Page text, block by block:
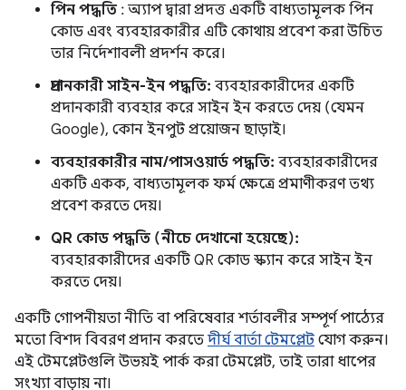
পিন পদ্ধতি : অ্যাপ দ্বারা প্রদত্ত একটি বাধ্যতামূলক পিন
কোড এবং ব্যবহারকারীর এটি কোথায় প্রবেশ করা উচিত
তার নির্দেশাবলী প্রদর্শন করে।
প্রদানকারী সাইন-ইন পদ্ধতি: ব্যবহারকারীদের একটি
প্রদানকারী ব্যবহার করে সাইন ইন করতে দেয় (যেমন
Google), কোন ইনপুট প্রয়োজন ছাড়াই।
ব্যবহারকারীর নাম/পাসওয়ার্ড পদ্ধতি: ব্যবহারকারীদের
একটি একক, বাধ্যতামূলক ফর্ম ক্ষেত্রে প্রমাণীকরণ তথ্য
প্রবেশ করতে দেয়।
QR কোড পদ্ধতি (নীচে দেখানো হয়েছে):
ব্যবহারকারীদের একটি QR কোড স্ক্যান করে সাইন ইন
করতে দেয়।
একটি গোপনীয়তা নীতি বা পরিষেবার শর্তাবলীর সম্পূর্ণ পাঠ্যের
মতো বিশদ বিবরণ প্রদান করতে দীর্ঘ বার্তা টেমপ্লেট যোগ করুন।
এই টেমপ্লেটগুলি উভয়ই পার্ক করা টেমপ্লেট, তাই তারা ধাপের
সংখ্যা বাড়ায় না।